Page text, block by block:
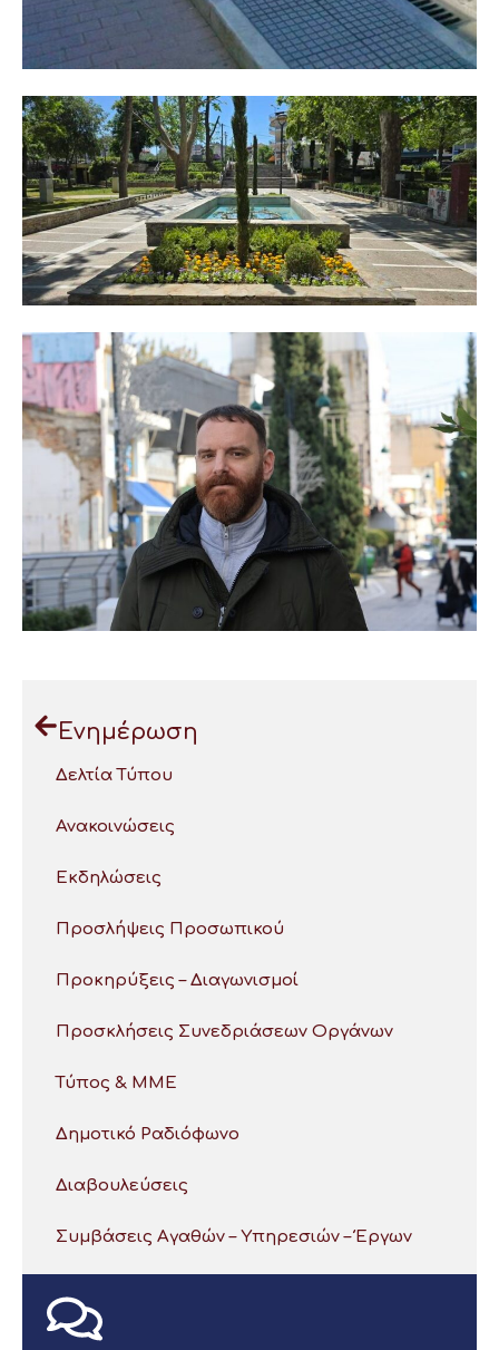
Ενημέρωση
Δελτία Τύπου
Ανακοινώσεις
Εκδηλώσεις
Προσλήψεις Προσωπικού
Προκηρύξεις – Διαγωνισμοί
Προσκλήσεις Συνεδριάσεων Οργάνων
Τύπος & ΜΜΕ
Δημοτικό Ραδιόφωνο
Διαβουλεύσεις
Συμβάσεις Αγαθών – Υπηρεσιών – Έργων